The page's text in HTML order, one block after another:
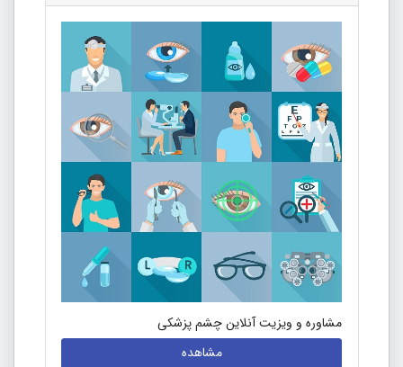
مشاوره و ویزیت آنلاین چشم پزشکی
مشاهده